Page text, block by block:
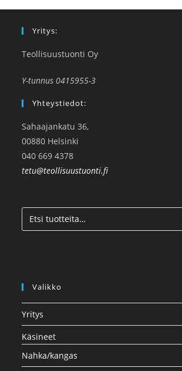
Yritys:
Teollisuustuonti Oy
Y-tunnus 0415955-3
Yhteystiedot:
Sahaajankatu 36,
00880 Helsinki
040 669 4378
tetu@teollisuustuonti.fi
Valikko
Yritys
Käsineet
Nahka/kangas